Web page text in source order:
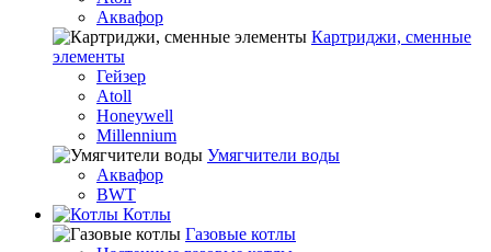
Аквафор
Картриджи, сменные
элементы
Гейзер
Atoll
Honeywell
Millennium
Умягчители воды
Аквафор
BWT
Котлы
Гaзовые котлы